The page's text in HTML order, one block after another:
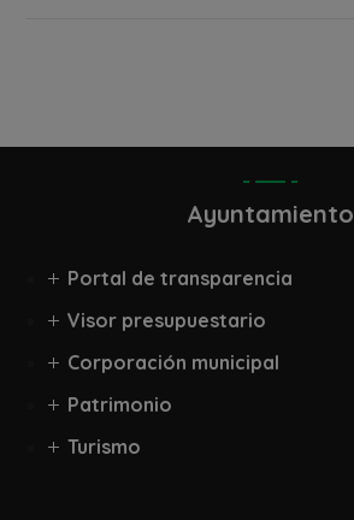
Ayuntamiento
Portal de transparencia
Visor presupuestario
Corporación municipal
Patrimonio
Turismo